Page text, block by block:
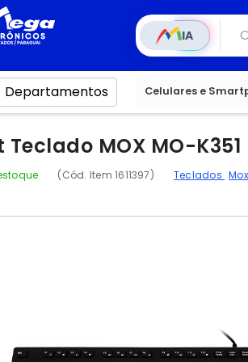
IA
Departamentos Celulares e
Teclado MOX MO-
(Cód. Item 1611397) Teclados Mox